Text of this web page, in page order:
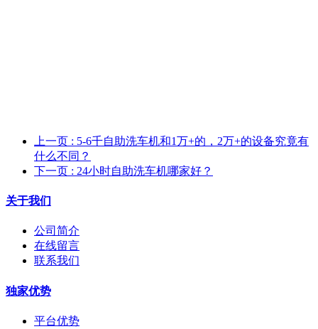
上一页 : 5-6千自助洗车机和1万+的，2万+的设备究竟有
什么不同？
下一页 : 24小时自助洗车机哪家好？
关于我们
公司简介
在线留言
联系我们
独家优势
平台优势